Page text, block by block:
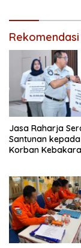
Jasa Raharja
Santunan
Korban